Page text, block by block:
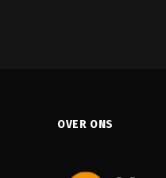
OVER ONS